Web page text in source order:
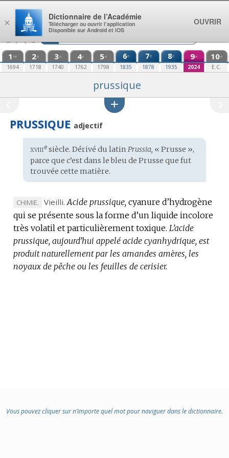
Aller au contenu
1 re
1694
2e
1718
3e
1740
4e
1762
5e
1798
6e
1835
7e
1878
8e
1935
9e
2024
10e
E.C.
prussique
PRUSSIQUE adjectif
Étymologie
:
xviiiesiècle. Dérivé du latin Prussia, « Prusse »,
parce que c’est dans le bleu de Prusse que fut
trouvée cette matière.
MARQUE
DE
DOMAINE
:
CHIMIE. Vieilli. Acide prussique, cyanure d’hydrogène
qui se présente sous la forme d’un liquide incolore
très volatil et particulièrement toxique. L’acide
prussique, aujourd’hui appelé acide cyanhydrique, est
produit naturellement par les amandes amères, les
noyaux de pêche ou les feuilles de cerisier.
Vous pouvez cliquer sur n’importe quel mot pour naviguer dans le dictionnaire.
×
Dictionnaire de l’Académie
Télécharger ou ouvrir l’application
Disponible sur Android et iOS
OUVRIR